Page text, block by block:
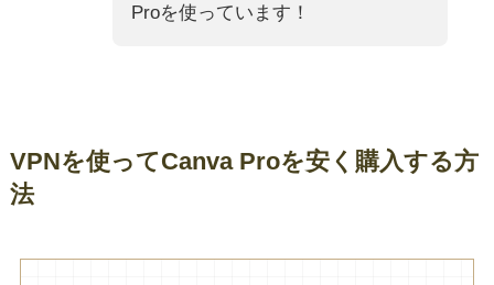
Proを使っています！
VPNを使ってCanva Proを安く購入する方
法